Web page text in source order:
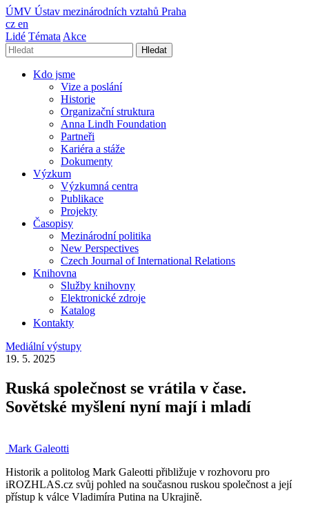
ÚMV Ústav mezinárodních vztahů Praha
cz en
Lidé Témata Akce
Hledat
Kdo jsme
Vize a poslání
Historie
Organizační struktura
Anna Lindh Foundation
Partneři
Kariéra a stáže
Dokumenty
Výzkum
Výzkumná centra
Publikace
Projekty
Časopisy
Mezinárodní politika
New Perspectives
Czech Journal of International Relations
Knihovna
Služby knihovny
Elektronické zdroje
Katalog
Kontakty
Mediální výstupy
19. 5. 2025
Ruská společnost se vrátila v čase.
Sovětské myšlení nyní mají i mladí
Mark Galeotti
Historik a politolog Mark Galeotti přibližuje v rozhovoru pro
iROZHLAS.cz svůj pohled na současnou ruskou společnost a její
přístup k válce Vladimíra Putina na Ukrajině.